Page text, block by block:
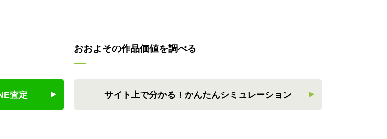
査定
おおよその作品価値を調べる
サイト上で分かる！ かんたんシミュレーション